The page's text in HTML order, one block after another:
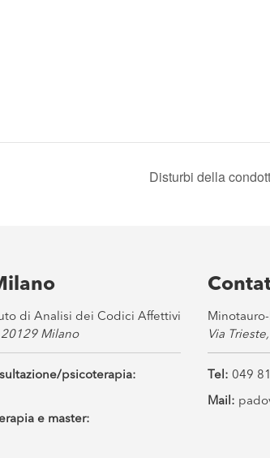
Disturbi della
di Analisi dei Codici Affettivi
20129 Milano
psicoterapia:
e master:
Via
Tel: 049
Mail: